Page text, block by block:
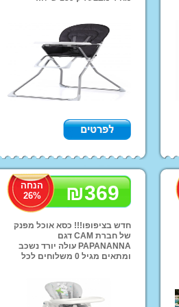
מזרונים ומשטחי פעילות
מזרני שינה
מיטות מעבר
₪369
הנחה
26%
חדש בציפופו!!! כסא אוכל מפנק
של חברת CAM דגם
PAPANANNA עולה יורד נשכב
ומתאים מגיל 0 משלוחים לכל